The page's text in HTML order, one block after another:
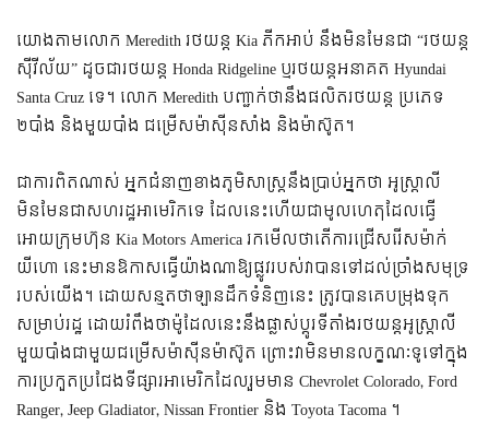
យោងតាមលោក Meredith រថយន្ត Kia ភីកអាប់ នឹងមិនមែនជា “រថយន្ត
ស៊ីវីល័យ” ដូចជារថយន្ត Honda Ridgeline ឬរថយន្តអនាគត Hyundai
Santa Cruz ទេ។ លោក Meredith បញ្ជាក់ថានឹងផលិតរថយន្ត ប្រភេទ
២បាំង និងមួយបាំង ជម្រើសម៉ាស៊ីនសាំង និងម៉ាស៊ូត។
ជាការពិតណាស់ អ្នកជំនាញខាងភូមិសាស្ត្រនឹងប្រាប់អ្នកថា អូស្រ្តាលី
មិនមែនជាសហរដ្ឋអាមេរិកទេ ដែលនេះហើយជាមូលហេតុដែលធ្វើ
អោយក្រុមហ៊ុន Kia Motors America រកមើលថាតើការជ្រើសរើសម៉ាក់
យីហោ នេះមានឱកាសធ្វើយ៉ាងណាឱ្យផ្លូវរបស់វាបានទៅដល់ច្រាំងសមុទ្រ
របស់យើង។ ដោយសន្មតថាឡានដឹកទំនិញនេះ ត្រូវបានគេបម្រុងទុក
សម្រាប់រដ្ឋ ដោយរំពឹងថាម៉ូដែលនេះនឹងផ្លាស់ប្តូរទីតាំងរថយន្តអូស្រ្តាលី
មួយបាំងជាមួយជម្រើសម៉ាស៊ីនម៉ាស៊ូត ព្រោះវាមិនមានលក្ខណៈទូទៅក្នុង
ការប្រកួតប្រជែងទីផ្សារអាមេរិកដែលរួមមាន Chevrolet Colorado, Ford
Ranger, Jeep Gladiator, Nissan Frontier និង Toyota Tacoma ។